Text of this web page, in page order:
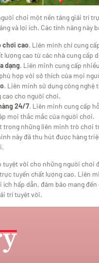
chơi một nền tảng giải trí
và lợi ích. Các tính năng này
chơi cao. Liên minh chỉ cung
lượng cao từ các nhà cung cấp
dạng. Liên minh cung cấp
hợp với sở thích của mọi
. Liên minh sử dụng công nghệ
cao cho người chơi.
24/7. Liên minh cung cấp
mọi thắc mắc của người chơi.
trong những liên minh trò chơi
này đã thu hút được hàng
tuyệt vời cho những người chơi
tuyến chất lượng cao. Liên
ích hấp dẫn, đảm bảo mang
trí tuyệt vời.